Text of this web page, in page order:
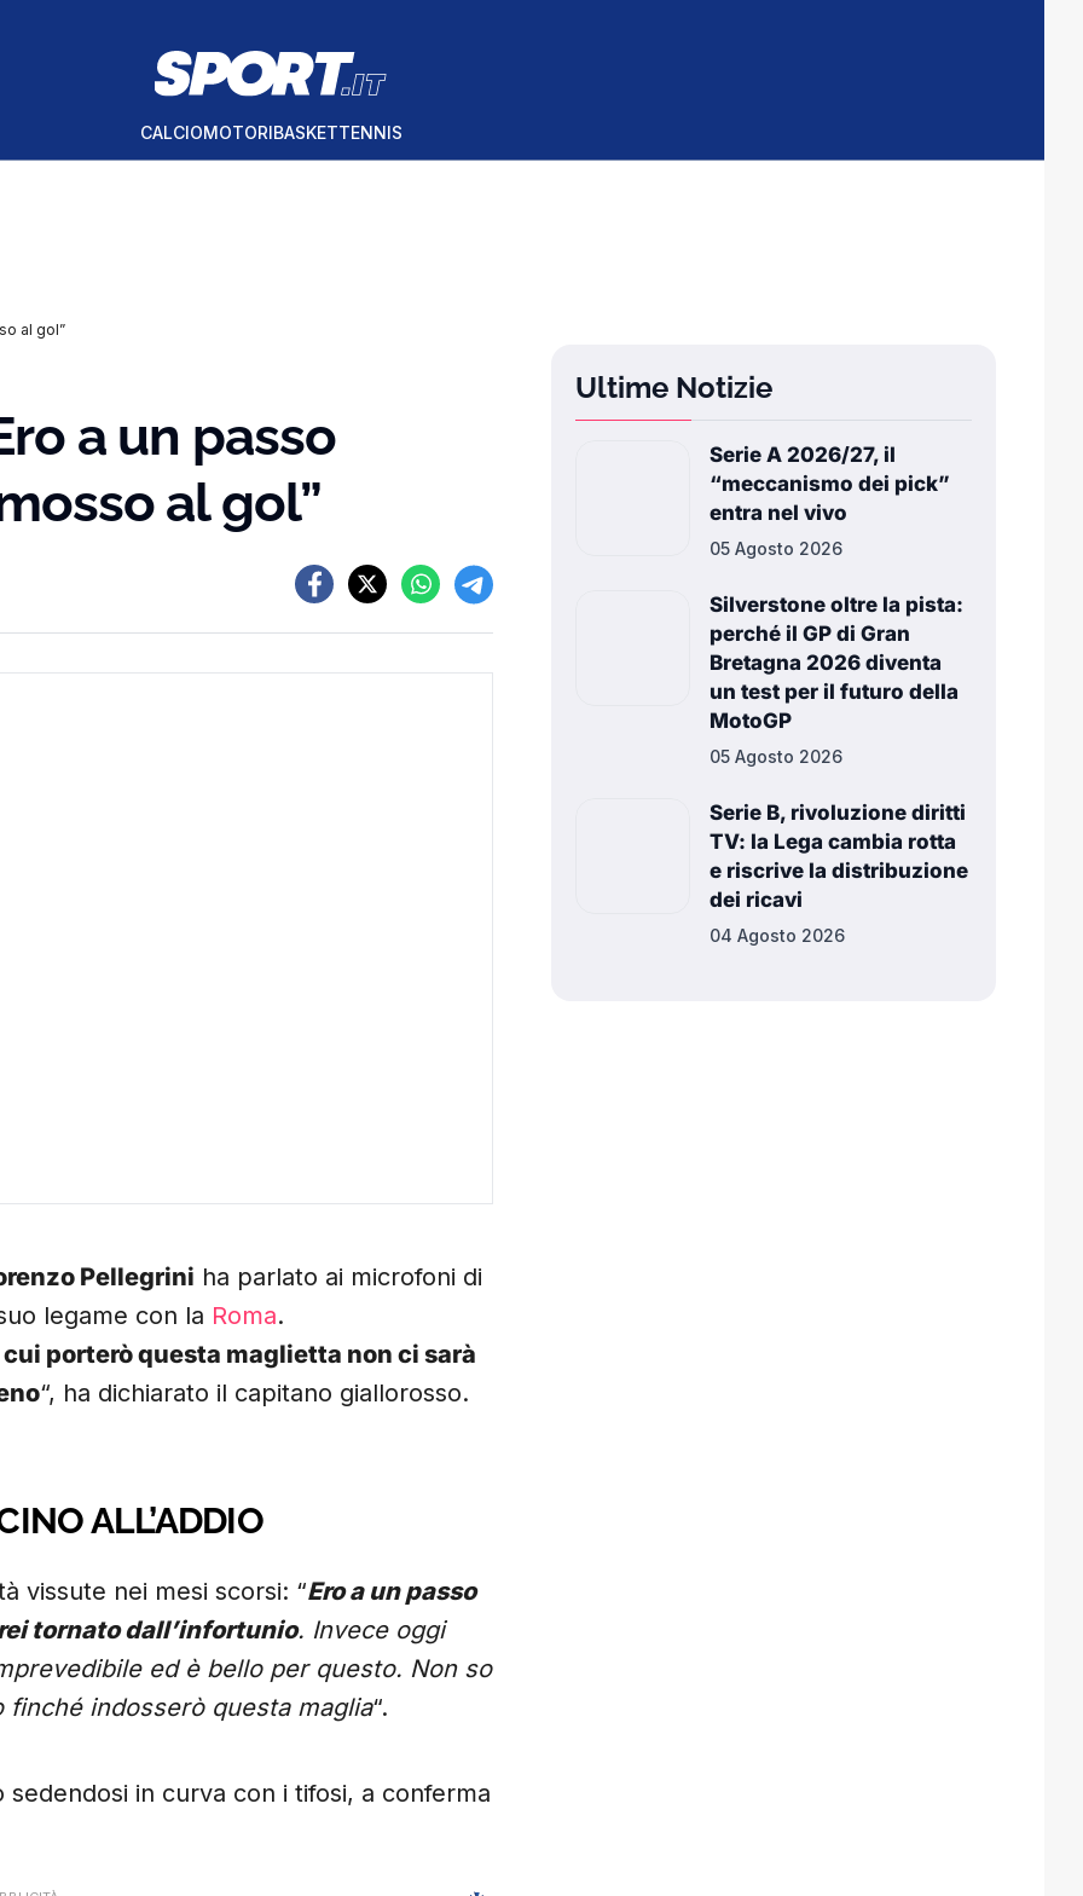
CALCIOMOTORIBASKETTENNIS
al gol”
a un passo
al gol”
Pellegrini ha parlato ai microfoni di
legame con la Roma.
porterò questa maglietta non ci sarà
“, ha dichiarato il capitano giallorosso.
ALL’ADDIO
vissute nei mesi scorsi: “Ero a un passo
tornato dall’infortunio. Invece oggi
ed è bello per questo. Non so
indosserò questa maglia“.
in curva con i tifosi, a conferma
Ultime Notizie
Serie A 2026/27, il
“meccanismo dei pick”
entra nel vivo
05 Agosto 2026
Silverstone oltre la pista:
perché il GP di Gran
Bretagna 2026 diventa
un test per il futuro della
MotoGP
05 Agosto 2026
Serie B, rivoluzione diritti
TV: la Lega cambia rotta
e riscrive la distribuzione
dei ricavi
04 Agosto 2026